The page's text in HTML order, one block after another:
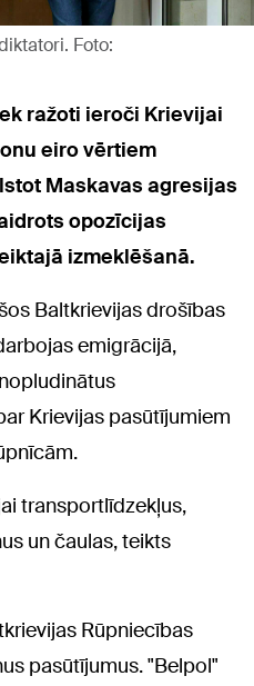
Foto:
ražoti ieroči Krievijai
eiro vērtiem
Maskavas agresijas
opozīcijas
izmeklēšanā.
Baltkrievijas drošības
emigrācijā,
Krievijas pasūtījumiem
transportlīdzekļus,
un čaulas, teikts
Rūpniecības
pasūtījumus. "Belpol"